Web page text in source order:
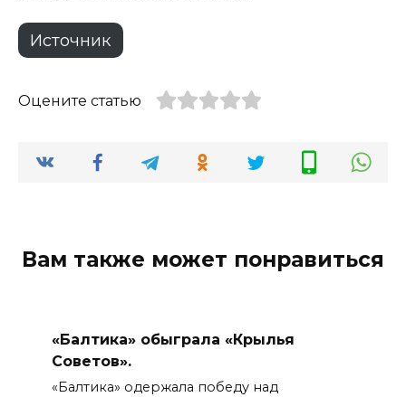
Источник
Оцените статью
Вам также может понравиться
«Балтика» обыграла «Крылья
Советов».
«Балтика» одержала победу над